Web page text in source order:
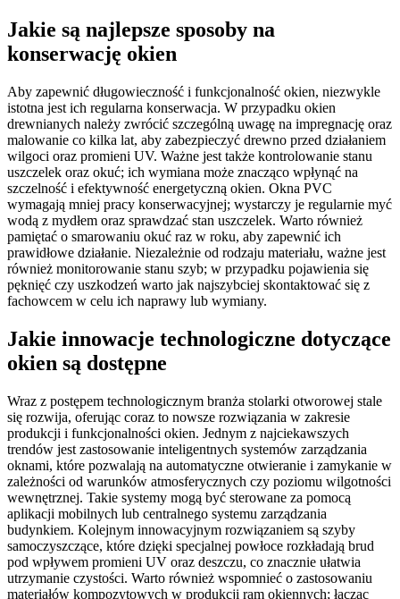
Jakie są najlepsze sposoby na
konserwację okien
Aby zapewnić długowieczność i funkcjonalność okien, niezwykle
istotna jest ich regularna konserwacja. W przypadku okien
drewnianych należy zwrócić szczególną uwagę na impregnację oraz
malowanie co kilka lat, aby zabezpieczyć drewno przed działaniem
wilgoci oraz promieni UV. Ważne jest także kontrolowanie stanu
uszczelek oraz okuć; ich wymiana może znacząco wpłynąć na
szczelność i efektywność energetyczną okien. Okna PVC
wymagają mniej pracy konserwacyjnej; wystarczy je regularnie myć
wodą z mydłem oraz sprawdzać stan uszczelek. Warto również
pamiętać o smarowaniu okuć raz w roku, aby zapewnić ich
prawidłowe działanie. Niezależnie od rodzaju materiału, ważne jest
również monitorowanie stanu szyb; w przypadku pojawienia się
pęknięć czy uszkodzeń warto jak najszybciej skontaktować się z
fachowcem w celu ich naprawy lub wymiany.
Jakie innowacje technologiczne dotyczące
okien są dostępne
Wraz z postępem technologicznym branża stolarki otworowej stale
się rozwija, oferując coraz to nowsze rozwiązania w zakresie
produkcji i funkcjonalności okien. Jednym z najciekawszych
trendów jest zastosowanie inteligentnych systemów zarządzania
oknami, które pozwalają na automatyczne otwieranie i zamykanie w
zależności od warunków atmosferycznych czy poziomu wilgotności
wewnętrznej. Takie systemy mogą być sterowane za pomocą
aplikacji mobilnych lub centralnego systemu zarządzania
budynkiem. Kolejnym innowacyjnym rozwiązaniem są szyby
samoczyszczące, które dzięki specjalnej powłoce rozkładają brud
pod wpływem promieni UV oraz deszczu, co znacznie ułatwia
utrzymanie czystości. Warto również wspomnieć o zastosowaniu
materiałów kompozytowych w produkcji ram okiennych; łącząc